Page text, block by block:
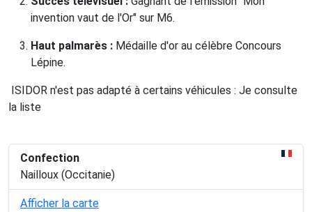
invention vaut de l'Or" sur M6.
Haut palmarès : Médaille d'or au célèbre Concours
Lépine.
ISIDOR n'est pas adapté à certains véhicules : Je consulte
la liste
Confection
Nailloux (Occitanie)
Afficher la carte